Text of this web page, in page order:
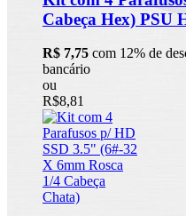
Cabeça Hex) PSU
R$ 7,75 com 12% de
bancário
ou
R$8,81